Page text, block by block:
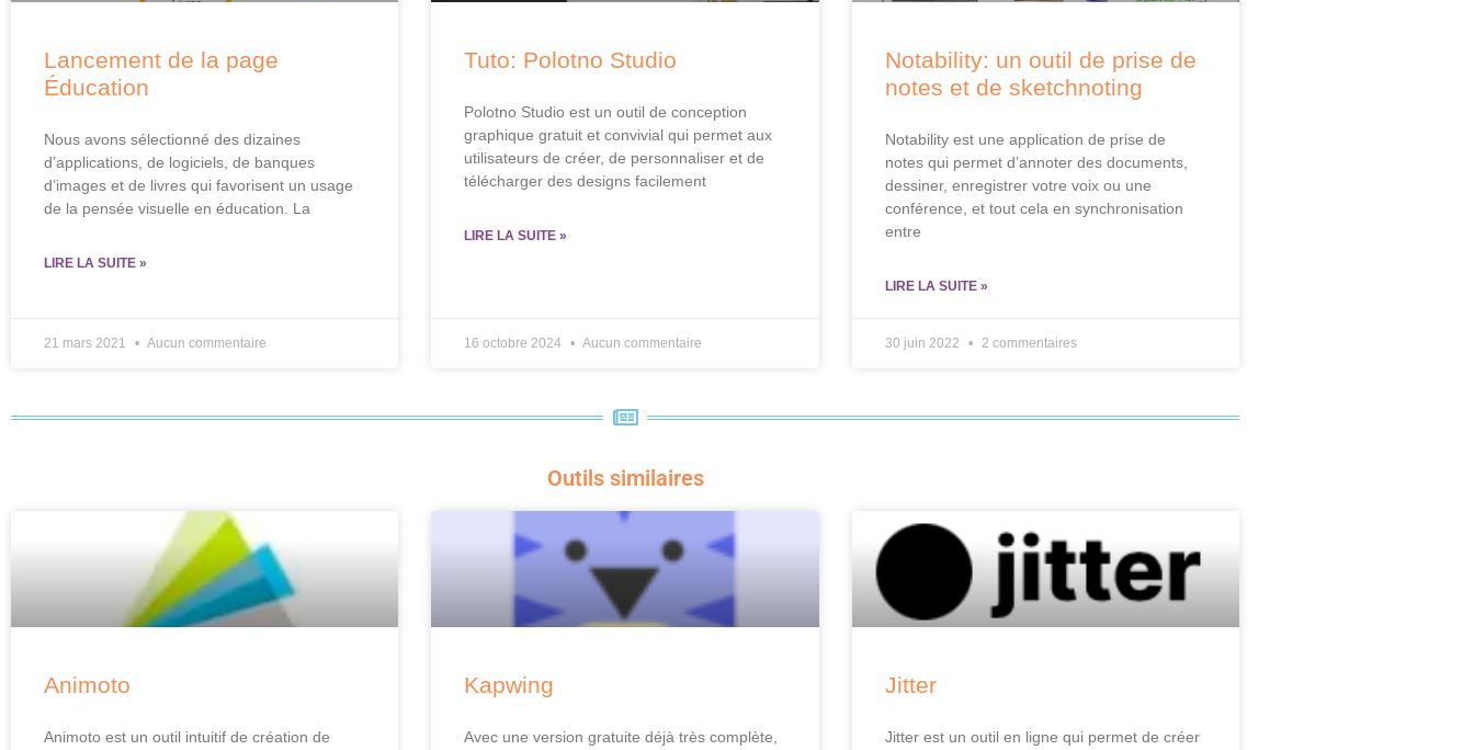
Lancement de la page
Éducation
Nous avons sélectionné des dizaines
d’applications, de logiciels, de banques
d’images et de livres qui favorisent un usage
de la pensée visuelle en éducation. La
LIRE LA SUITE »
21 mars 2021 Aucun commentaire
Tuto: Polotno Studio
Polotno Studio est un outil de conception
graphique gratuit et convivial qui permet aux
utilisateurs de créer, de personnaliser et de
télécharger des designs facilement
LIRE LA SUITE »
16 octobre 2024 Aucun commentaire
Notability: un outil de prise de
notes et de sketchnoting
Notability est une application de prise de
notes qui permet d’annoter des documents,
dessiner, enregistrer votre voix ou une
conférence, et tout cela en synchronisation
entre
LIRE LA SUITE »
30 juin 2022 2 commentaires
Outils similaires
Animoto
Animoto est un outil intuitif de création de
Kapwing
Avec une version gratuite déjà très complète,
Jitter
Jitter est un outil en ligne qui permet de créer